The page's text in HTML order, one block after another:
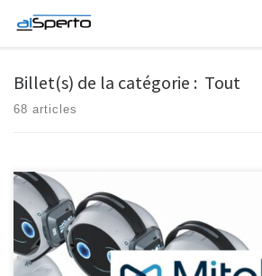
Skip to content
Billet(s) de la catégorie : Tout
68 articles